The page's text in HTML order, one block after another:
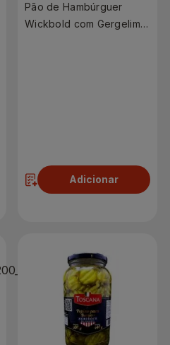
Pão de Hambúrguer
Wickbold com Gergelim
Adicionar